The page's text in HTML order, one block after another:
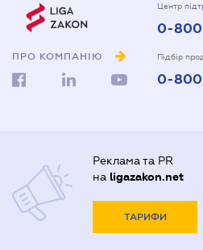
ПРО КОМПАНІЮ
Центр
0-
Підбір
0-
Реклама та PR
на ligazakon.net
ТАРИФИ